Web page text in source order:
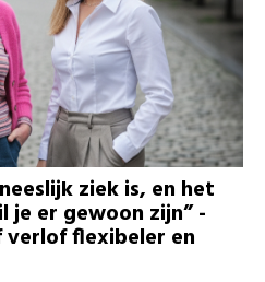
ziek is, en het
je er gewoon zijn” -
flexibeler en